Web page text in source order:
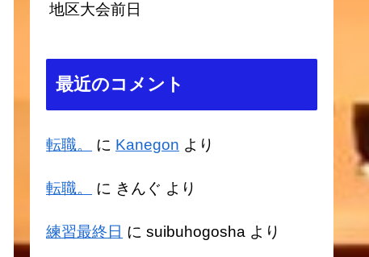
地区大会前日
最近のコメント
転職。 に Kanegon より
転職。 に きんぐ より
練習最終日 に suibuhogosha より